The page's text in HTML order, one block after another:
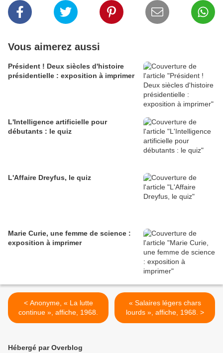
Vous aimerez aussi
Président ! Deux siècles d'histoire
présidentielle : exposition à imprimer
L'Intelligence artificielle pour
débutants : le quiz
L'Affaire Dreyfus, le quiz
Marie Curie, une femme de science :
exposition à imprimer
< Anonyme, « La lutte
continue », affiche, 1968.
« Salaires légers chars
lourds », affiche, 1968. >
Hébergé par Overblog